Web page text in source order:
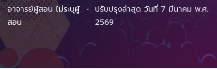
อาจารย์ผู้สอน ไม่ระบุผู้
สอน
· ปรับปรุงล่าสุด วันที่ 7 มีนาคม พ.ศ.
2569